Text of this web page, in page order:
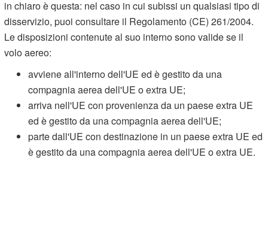
in chiaro è questa: nel caso in cui subissi un qualsiasi tipo di
disservizio, puoi consultare il Regolamento (CE) 261/2004.
Le disposizioni contenute al suo interno sono valide se il
volo aereo:
avviene all'interno dell'UE ed è gestito da una
compagnia aerea dell'UE o extra UE;
arriva nell'UE con provenienza da un paese extra UE
ed è gestito da una compagnia aerea dell'UE;
parte dall'UE con destinazione in un paese extra UE ed
è gestito da una compagnia aerea dell'UE o extra UE.